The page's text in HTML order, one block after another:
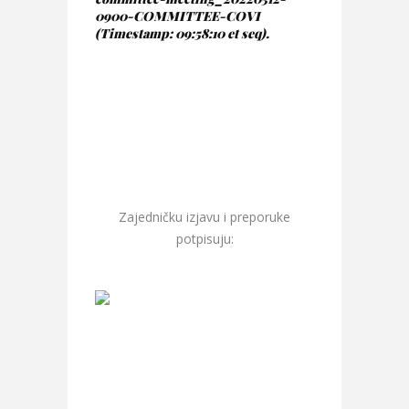
0900-COMMITTEE-COVI
(Timestamp: 09:58:10 et seq).
Zajedničku izjavu i preporuke
potpisuju: